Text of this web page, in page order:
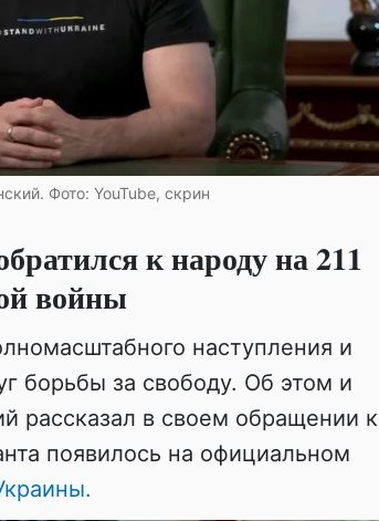
Фото: YouTube, скрин
к народу на 211
войны
наступления и
борьбы за свободу. Об этом и
рассказал в своем обращении к
появилось на официальном